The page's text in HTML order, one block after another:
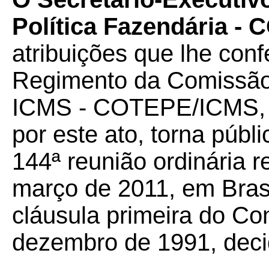
Política Fazendária -
atribuições que lhe
Regimento da
ICMS - COTEPE/
por este ato, torna
144ª reunião ordinária
março de 2011, em
cláusula primeira do
dezembro de 1991,